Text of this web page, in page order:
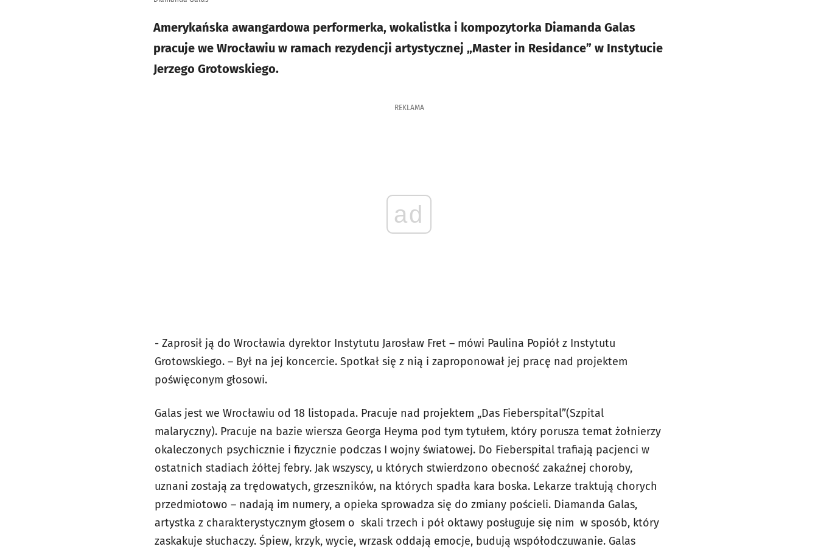
Amerykańska awangardowa performerka, wokalistka i kompozytorka Diamanda Galas
pracuje we Wrocławiu w ramach rezydencji artystycznej „Master in Residance” w Instytucie
Jerzego Grotowskiego.
REKLAMA
ad
- Zaprosił ją do Wrocławia dyrektor Instytutu Jarosław Fret – mówi Paulina Popiół z Instytutu
Grotowskiego. – Był na jej koncercie. Spotkał się z nią i zaproponował jej pracę nad projektem
poświęconym głosowi.
Galas jest we Wrocławiu od 18 listopada. Pracuje nad projektem „Das Fieberspital”(Szpital
malaryczny). Pracuje na bazie wiersza Georga Heyma pod tym tytułem, który porusza temat żołnierzy
okaleczonych psychicznie i fizycznie podczas I wojny światowej. Do Fieberspital trafiają pacjenci w
ostatnich stadiach żółtej febry. Jak wszyscy, u których stwierdzono obecność zakaźnej choroby,
uznani zostają za trędowatych, grzeszników, na których spadła kara boska. Lekarze traktują chorych
przedmiotowo – nadają im numery, a opieka sprowadza się do zmiany pościeli. Diamanda Galas,
artystka z charakterystycznym głosem o skali trzech i pół oktawy posługuje się nim w sposób, który
zaskakuje słuchaczy. Śpiew, krzyk, wycie, wrzask oddają emocje, budują współodczuwanie. Galas